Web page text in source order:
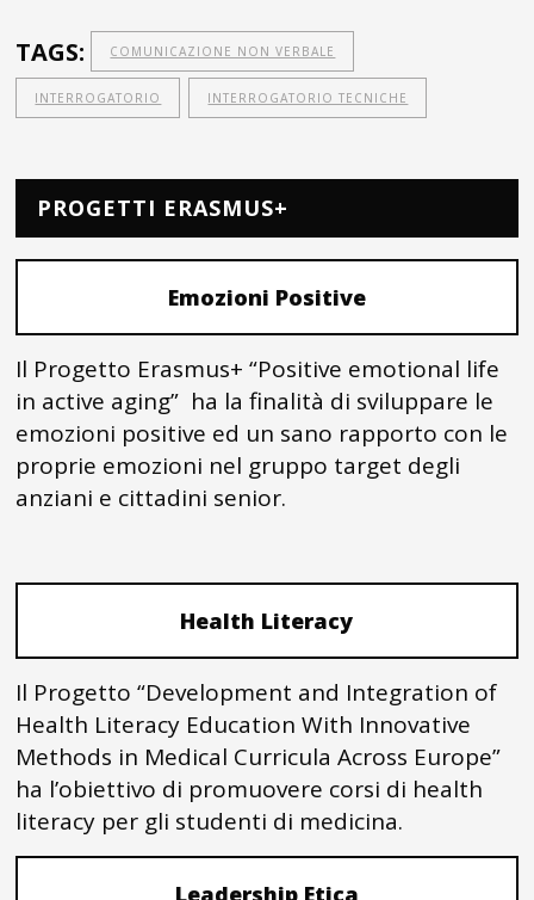
TAGS: COMUNICAZIONE NON VERBALE
INTERROGATORIO INTERROGATORIO TECNICHE
PROGETTI ERASMUS+
Emozioni Positive
Il Progetto Erasmus+ “Positive emotional life
in active aging” ha la finalità di sviluppare le
emozioni positive ed un sano rapporto con le
proprie emozioni nel gruppo target degli
anziani e cittadini senior.
Health Literacy
Il Progetto “Development and Integration of
Health Literacy Education With Innovative
Methods in Medical Curricula Across Europe”
ha l’obiettivo di promuovere corsi di health
literacy per gli studenti di medicina.